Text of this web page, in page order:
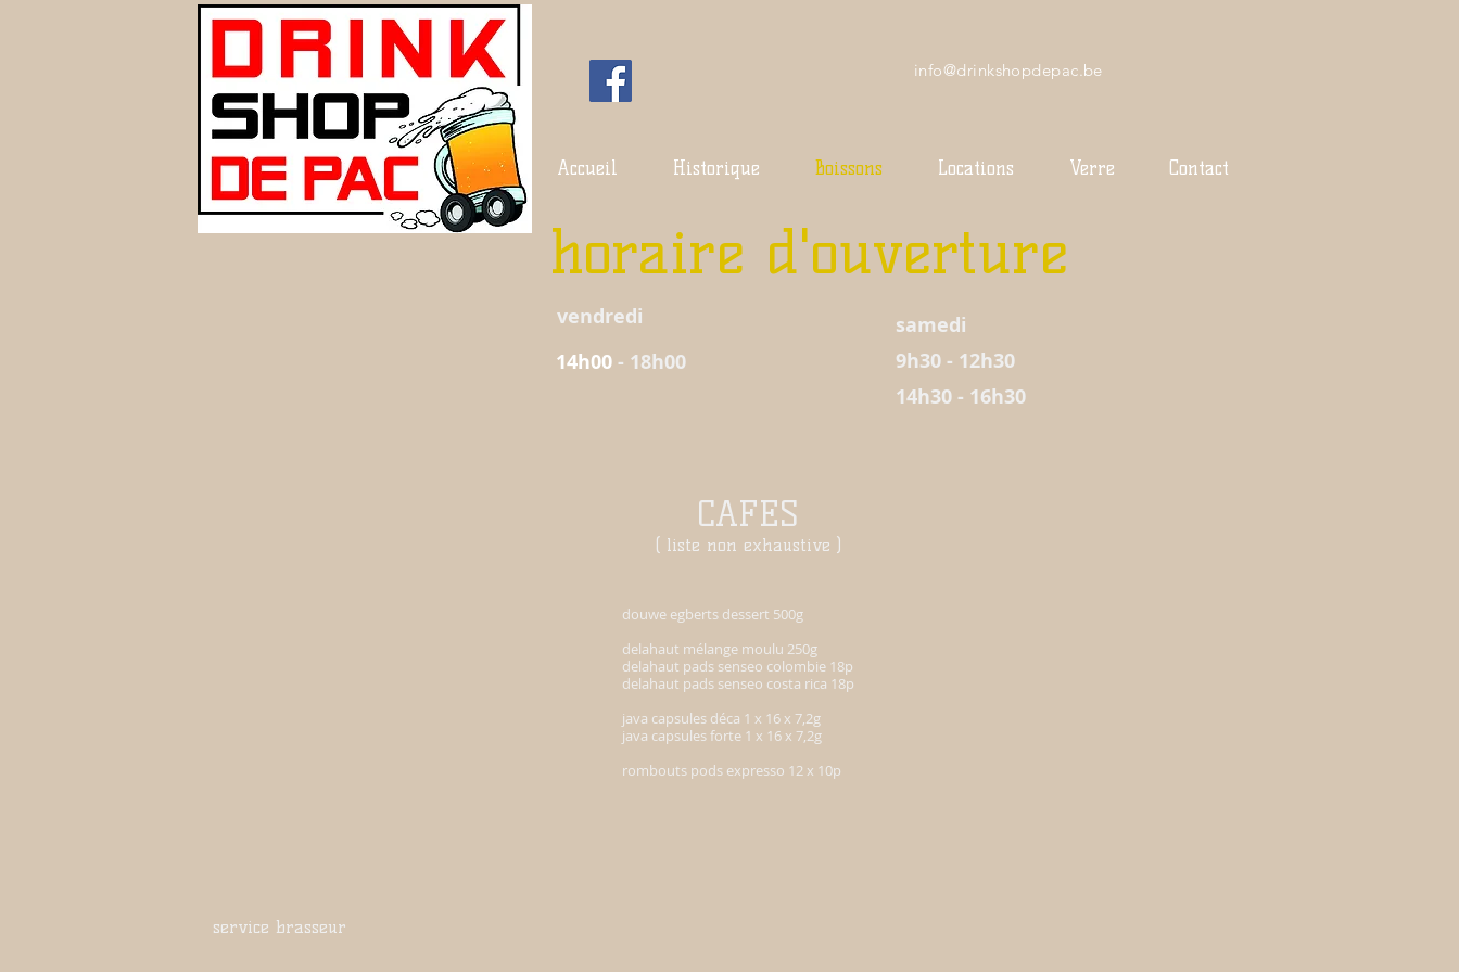
Accueil Historique Boissons Locations Verre Contact
info@drinkshopdepac.be
horaire d'ouverture
vendredi
14h00 - 18h00
samedi
9h30 - 12h30
14h30 - 16h30
CAFES
( liste non exhaustive )
douwe egberts dessert 500g
delahaut mélange moulu 250g
delahaut pads senseo colombie 18p
delahaut pads senseo costa rica 18p
java capsules déca 1 x 16 x 7,2g
java capsules forte 1 x 16 x 7,2g
rombouts pods expresso 12 x 10p
service brasseur